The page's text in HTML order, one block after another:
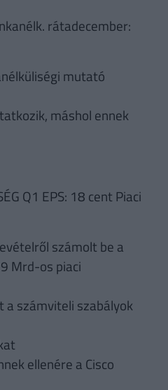
rátadecember:
mutató
máshol ennek
Q1 EPS: 18 cent Piaci
számolt be a
Mrd-os piaci
számviteli szabályok
ellenére a Cisco